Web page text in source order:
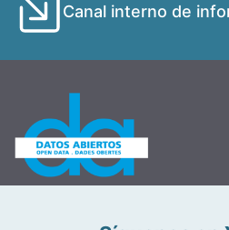
Canal interno de